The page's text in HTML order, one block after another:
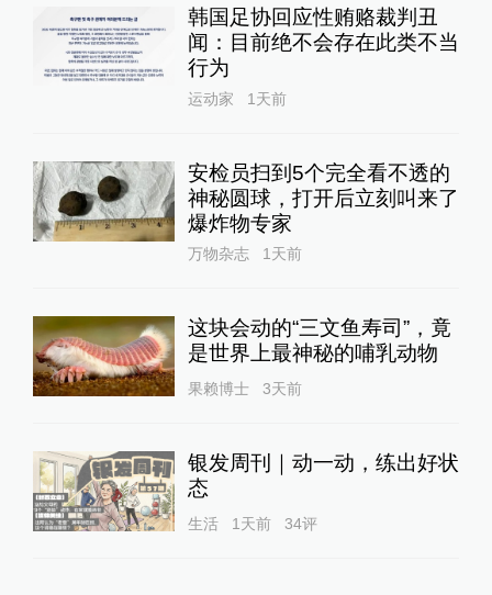
韩国足协回应性贿赂裁判丑
闻：目前绝不会存在此类不当
行为
运动家 1天前
安检员扫到5个完全看不透的
神秘圆球，打开后立刻叫来了
爆炸物专家
万物杂志 1天前
这块会动的“三文鱼寿司”，竟
是世界上最神秘的哺乳动物
果赖博士 3天前
银发周刊｜动一动，练出好状
态
生活 1天前 34评